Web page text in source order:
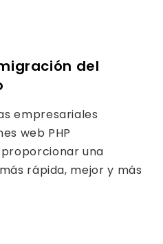
del
empresariales
web PHP
una
rápida, mejor y más